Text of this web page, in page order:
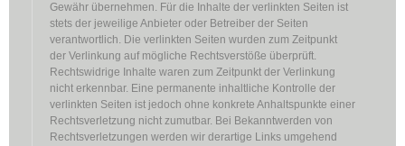
Gewähr übernehmen. Für die Inhalte der verlinkten Seiten ist
stets der jeweilige Anbieter oder Betreiber der Seiten
verantwortlich. Die verlinkten Seiten wurden zum Zeitpunkt
der Verlinkung auf mögliche Rechtsverstöße überprüft.
Rechtswidrige Inhalte waren zum Zeitpunkt der Verlinkung
nicht erkennbar. Eine permanente inhaltliche Kontrolle der
verlinkten Seiten ist jedoch ohne konkrete Anhaltspunkte einer
Rechtsverletzung nicht zumutbar. Bei Bekanntwerden von
Rechtsverletzungen werden wir derartige Links umgehend